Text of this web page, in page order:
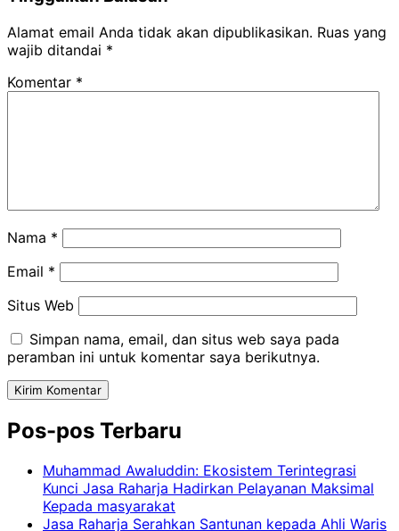
Alamat email Anda tidak akan dipublikasikan. Ruas yang
wajib ditandai *
Komentar *
Nama *
Email *
Situs Web
Simpan nama, email, dan situs web saya pada
peramban ini untuk komentar saya berikutnya.
Pos-pos Terbaru
Muhammad Awaluddin: Ekosistem Terintegrasi
Kunci Jasa Raharja Hadirkan Pelayanan Maksimal
Kepada masyarakat
Jasa Raharja Serahkan Santunan kepada Ahli Waris